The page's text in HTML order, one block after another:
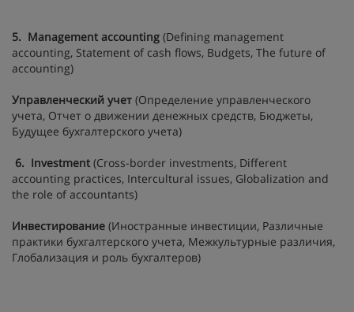
5. Management accounting (Defining management
accounting, Statement of cash flows, Budgets, The future of
accounting)
Управленческий учет (Определение управленческого
учета, Отчет о движении денежных средств, Бюджеты,
Будущее бухгалтерского учета)
6. Investment (Cross-border investments, Different
accounting practices, Intercultural issues, Globalization and
the role of accountants)
Инвестирование (Иностранные инвестиции, Различные
практики бухгалтерского учета, Межкультурные различия,
Глобализация и роль бухгалтеров)